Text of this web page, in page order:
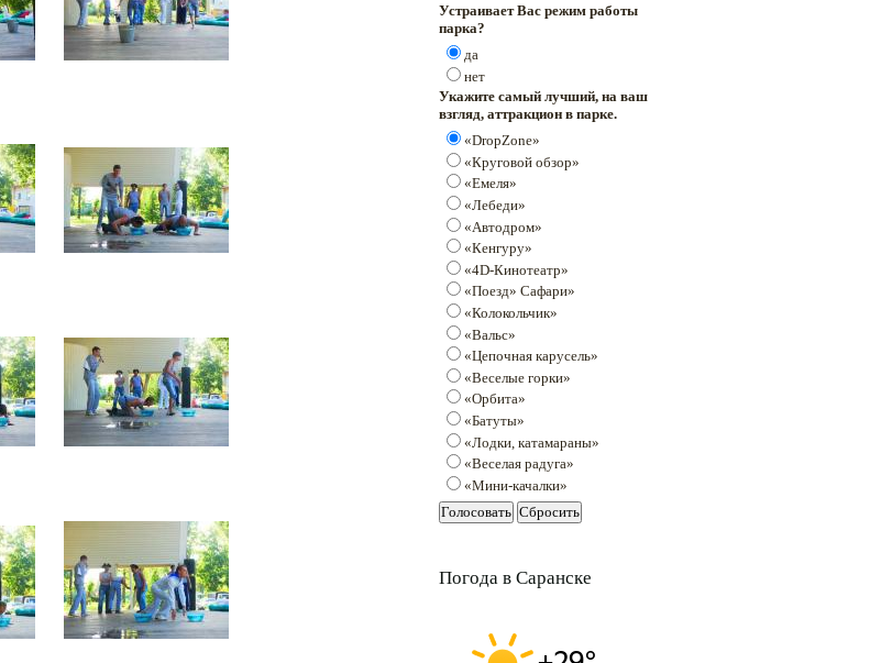
Устраивает Вас режим работы
парка?
да
нет
Укажите самый лучший, на ваш
взгляд, аттракцион в парке.
«DropZone»
«Круговой обзор»
«Емеля»
«Лебеди»
«Автодром»
«Кенгуру»
«4D-Кинотеатр»
«Поезд» Сафари»
«Колокольчик»
«Вальс»
«Цепочная карусель»
«Веселые горки»
«Орбита»
«Батуты»
«Лодки, катамараны»
«Веселая радуга»
«Мини-качалки»
Погода в Саранске